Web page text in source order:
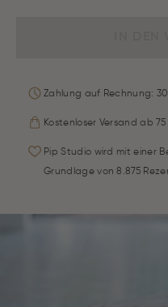
Zahlung auf Rechnung:
Kostenloser Versand ab 75
Pip Studio wird mit einer
Grundlage von 8.875